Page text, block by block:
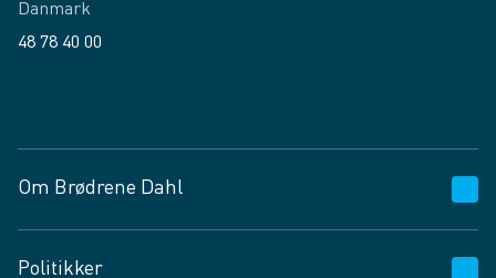
Danmark
48 78 40 00
Om Brødrene Dahl
Politikker